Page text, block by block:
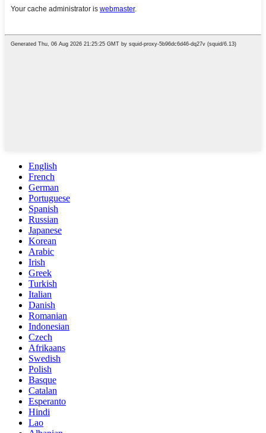
English
French
German
Portuguese
Spanish
Russian
Japanese
Korean
Arabic
Irish
Greek
Turkish
Italian
Danish
Romanian
Indonesian
Czech
Afrikaans
Swedish
Polish
Basque
Catalan
Esperanto
Hindi
Lao